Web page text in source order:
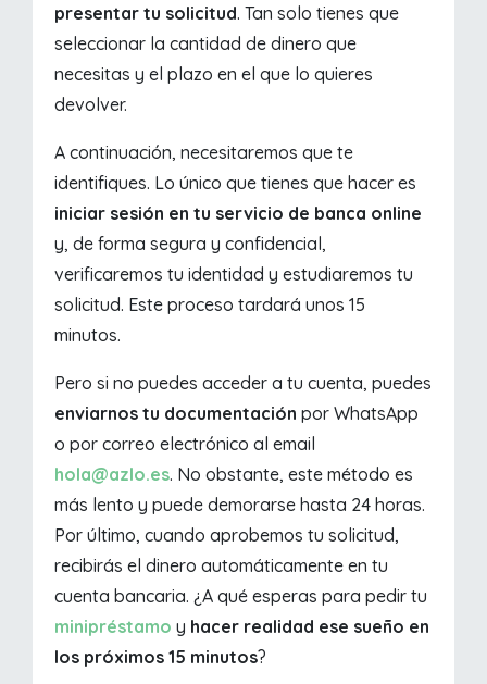
presentar tu solicitud. Tan solo tienes que
seleccionar la cantidad de dinero que
necesitas y el plazo en el que lo quieres
devolver.
A continuación, necesitaremos que te
identifiques. Lo único que tienes que hacer es
iniciar sesión en tu servicio de banca online
y, de forma segura y confidencial,
verificaremos tu identidad y estudiaremos tu
solicitud. Este proceso tardará unos 15
minutos.
Pero si no puedes acceder a tu cuenta, puedes
enviarnos tu documentación por WhatsApp
o por correo electrónico al email
hola@azlo.es. No obstante, este método es
más lento y puede demorarse hasta 24 horas.
Por último, cuando aprobemos tu solicitud,
recibirás el dinero automáticamente en tu
cuenta bancaria. ¿A qué esperas para pedir tu
minipréstamo y hacer realidad ese sueño en
los próximos 15 minutos?